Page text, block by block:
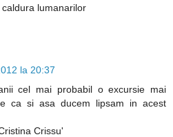
lumanarilor
la 20:37
cel mai probabil o excursie mai
ca si asa ducem lipsam in acest
Crissu'